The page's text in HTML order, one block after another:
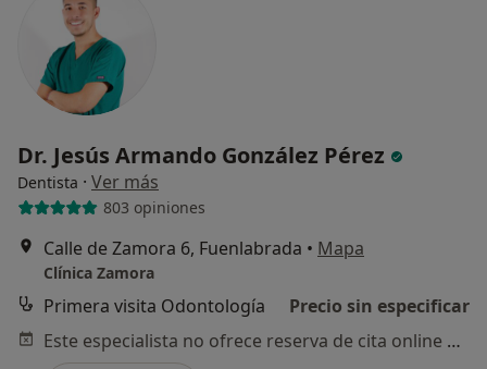
Dr. Jesús Armando González Pérez
Dentista · Ver más
803 opiniones
Calle de Zamora 6, Fuenlabrada • Mapa
Clínica Zamora
Primera visita Odontología
Precio sin especificar
Este especialista no ofrece reserva de cita online en esta dirección.